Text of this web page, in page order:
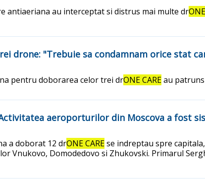
antiaeriana au interceptat si distrus mai multe dr
drone: "Trebuie sa condamnam orice stat
pentru doborarea celor trei drONE CAREau
aeroporturilor din Moscova a fost
a doborat 12 drONE CAREse indreptau spre
Vnukovo, Domodedovo si Zhukovski. Primarul